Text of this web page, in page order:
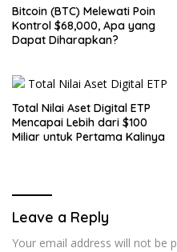
Bitcoin (BTC) Melewati Poin
Kontrol $68,000, Apa yang
Dapat Diharapkan?
Total Nilai Aset Digital ETP
Mencapai Lebih dari $100
Miliar untuk Pertama Kalinya
Leave a Reply
Your email address will not be